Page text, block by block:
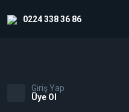
0224 338 36 86
Giriş Yap
Üye Ol